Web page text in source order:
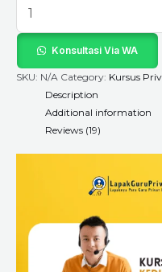
Konsultasi Via WA
SKU: N/A Category: Kursus
Description
Additional information
Reviews (19)